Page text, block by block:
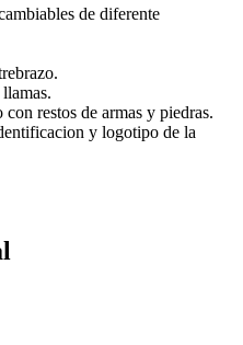
de diferente
restos de armas y piedras.
y logotipo de la